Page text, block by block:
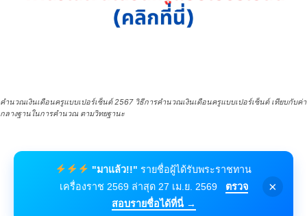
คำนวณเงินเดือนครูแบบเปอร์เซ็นต์ 2567 วิธีการคำนวณเงินเดือนครูแบบเปอร์เซ็นต์ เทียบกับค่า
กลางฐานในการคำนวณ ตามวิทยฐานะ
"มาแล้ว!!" รายชื่อผู้ได้รับพระราชทาน
เครื่องราช 2569 ล่าสุด 27 เม.ย. 2569
ตรวจ
สอบรายชื่อได้ที่นี่ →
×